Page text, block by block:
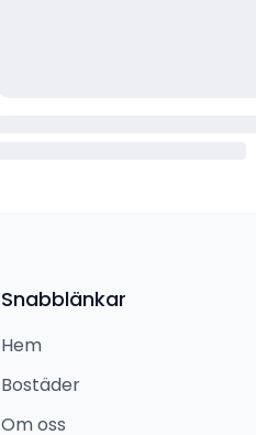
Snabblänkar
Hem
Bostäder
Om oss